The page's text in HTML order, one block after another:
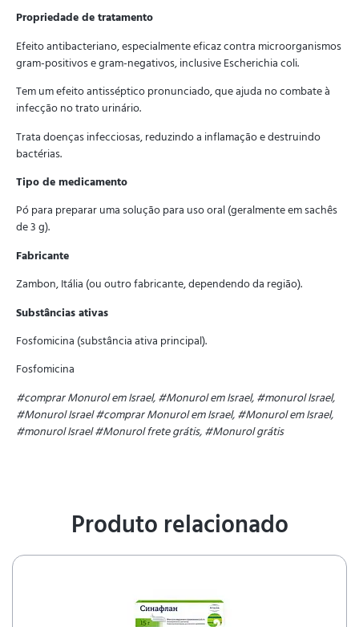
Propriedade de tratamento
Efeito antibacteriano, especialmente eficaz contra microorganismos
gram-positivos e gram-negativos, inclusive Escherichia coli.
Tem um efeito antisséptico pronunciado, que ajuda no combate à
infecção no trato urinário.
Trata doenças infecciosas, reduzindo a inflamação e destruindo
bactérias.
Tipo de medicamento
Pó para preparar uma solução para uso oral (geralmente em sachês
de 3 g).
Fabricante
Zambon, Itália (ou outro fabricante, dependendo da região).
Substâncias ativas
Fosfomicina (substância ativa principal).
Fosfomicina
#comprar Monurol em Israel, #Monurol em Israel, #monurol Israel,
#Monurol Israel#comprar Monurol em Israel, #Monurol em Israel,
#monurol Israel#Monurol frete grátis, #Monurol grátis
Produto relacionado